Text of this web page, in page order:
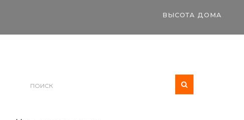
ВЫСОТА ДОМА